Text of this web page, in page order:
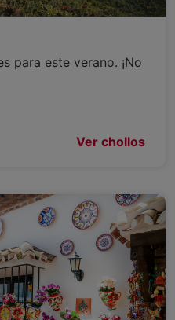
para este verano. ¡No
Ver chollos